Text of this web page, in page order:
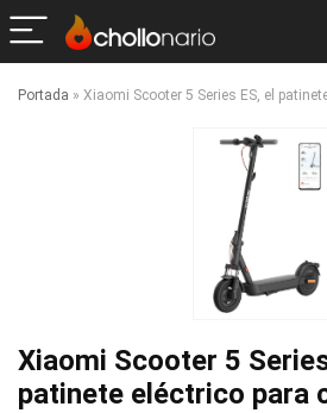
Portada » Xiaomi Scooter 5 Series ES, el
Xiaomi Scooter 5
patinete eléctrico para